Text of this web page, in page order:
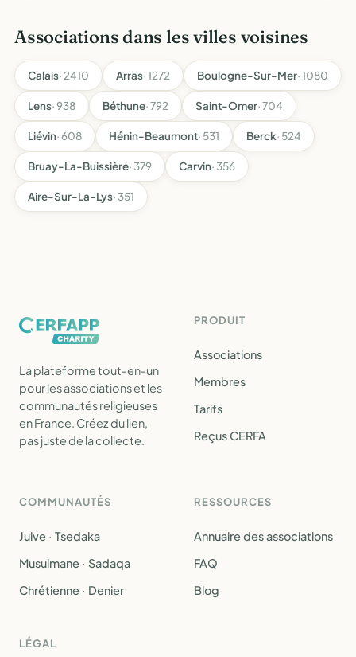
Associations dans les villes voisines
Calais· 2410 Arras· 1272 Boulogne-Sur-Mer· 1080
Lens· 938 Béthune· 792 Saint-Omer· 704
Liévin· 608 Hénin-Beaumont· 531 Berck· 524
Bruay-La-Buissière· 379 Carvin· 356
Aire-Sur-La-Lys· 351
La plateforme tout-en-un
pour les associations et les
communautés religieuses
en France. Créez du lien,
pas juste de la collecte.
PRODUIT
Associations
Membres
Tarifs
Reçus CERFA
COMMUNAUTÉS
Juive · Tsedaka
Musulmane · Sadaqa
Chrétienne · Denier
RESSOURCES
Annuaire des associations
FAQ
Blog
LÉGAL